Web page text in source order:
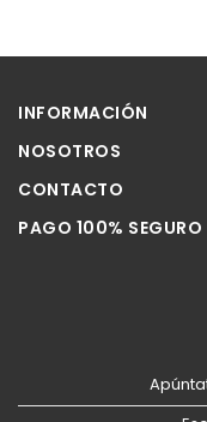
INFORMACIÓN
NOSOTROS
CONTACTO
PAGO 100% SEGURO